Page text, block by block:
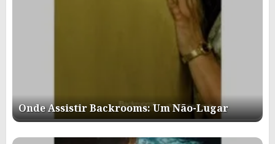
Onde Assistir Backrooms: Um Não-Lugar